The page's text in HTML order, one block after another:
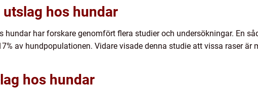
hos hundar
har forskare genomfört flera studier och undersökningar. En
av hundpopulationen. Vidare visade denna studie att vissa raser är
hos hundar